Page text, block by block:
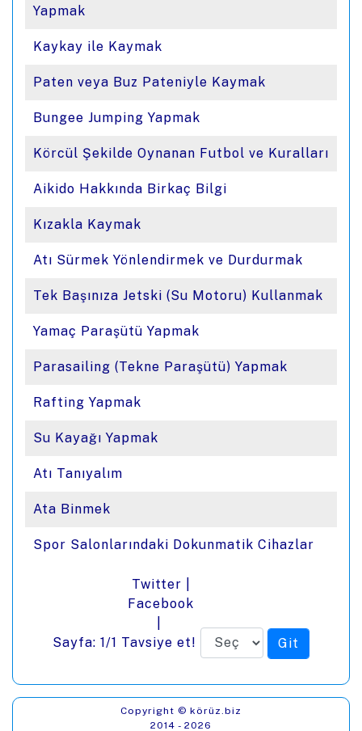
Yapmak
Kaykay ile Kaymak
Paten veya Buz Pateniyle Kaymak
Bungee Jumping Yapmak
Körcül Şekilde Oynanan Futbol ve Kuralları
Aikido Hakkında Birkaç Bilgi
Kızakla Kaymak
Atı Sürmek Yönlendirmek ve Durdurmak
Tek Başınıza Jetski (Su Motoru) Kullanmak
Yamaç Paraşütü Yapmak
Parasailing (Tekne Paraşütü) Yapmak
Rafting Yapmak
Su Kayağı Yapmak
Atı Tanıyalım
Ata Binmek
Spor Salonlarındaki Dokunmatik Cihazlar
Sayfa: 1/1
Twitter
Facebook
Tavsiye et!
Copyright © körüz.biz
2014 - 2026